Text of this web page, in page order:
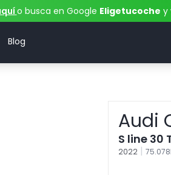
o busca en Google Eligetucoche y
Blog
Audi
S line 30
2022 |